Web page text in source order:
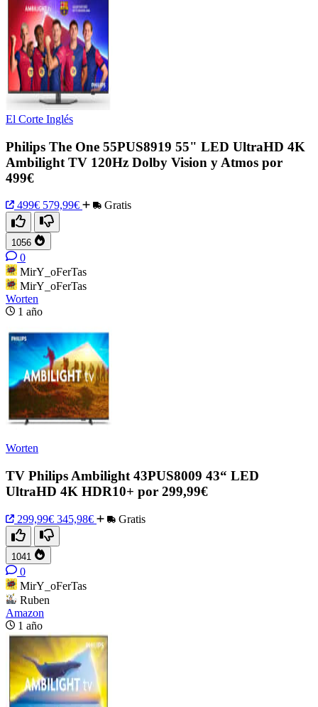
El Corte Inglés
Philips The One 55PUS8919 55" LED UltraHD 4K
Ambilight TV 120Hz Dolby Vision y Atmos por
499€
499€ 579,99€ Gratis
1056
0
MirY_oFerTas
MirY_oFerTas
Worten
1 año
Worten
TV Philips Ambilight 43PUS8009 43“ LED
UltraHD 4K HDR10+ por 299,99€
299,99€ 345,98€ Gratis
1041
0
MirY_oFerTas
Ruben
Amazon
1 año